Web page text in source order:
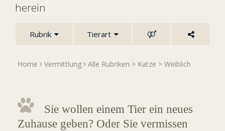
herein
Rubrik Tierart
Home Vermittlung Alle Rubriken > Katze > Weiblich
Sie wollen einem Tier ein neues
Zuhause geben? Oder Sie vermissen